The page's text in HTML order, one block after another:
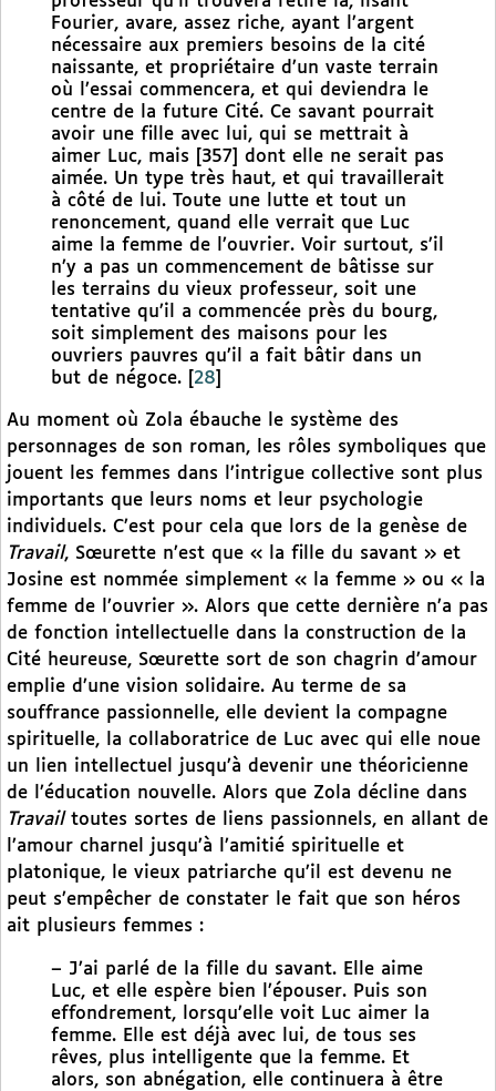
Fourier, avare, assez riche, ayant l’argent
nécessaire aux premiers besoins de la cité
naissante, et propriétaire d’un vaste terrain
où l’essai commencera, et qui deviendra le
centre de la future Cité. Ce savant pourrait
avoir une fille avec lui, qui se mettrait à
aimer Luc, mais [357] dont elle ne serait pas
aimée. Un type très haut, et qui travaillerait
à côté de lui. Toute une lutte et tout un
renoncement, quand elle verrait que Luc
aime la femme de l’ouvrier. Voir surtout, s’il
n’y a pas un commencement de bâtisse sur
les terrains du vieux professeur, soit une
tentative qu’il a commencée près du bourg,
soit simplement des maisons pour les
ouvriers pauvres qu’il a fait bâtir dans un
but de négoce.
28
Au moment où Zola ébauche le système des
personnages de son roman, les rôles symboliques que
jouent les femmes dans l’intrigue collective sont plus
importants que leurs noms et leur psychologie
individuels. C’est pour cela que lors de la genèse de
Travail, Sœurette n’est que « la fille du savant » et
Josine est nommée simplement « la femme » ou « la
femme de l’ouvrier ». Alors que cette dernière n’a pas
de fonction intellectuelle dans la construction de la
Cité heureuse, Sœurette sort de son chagrin d’amour
emplie d’une vision solidaire. Au terme de sa
souffrance passionnelle, elle devient la compagne
spirituelle, la collaboratrice de Luc avec qui elle noue
un lien intellectuel jusqu’à devenir une théoricienne
de l’éducation nouvelle. Alors que Zola décline dans
Travailtoutes sortes de liens passionnels, en allant de
l’amour charnel jusqu’à l’amitié spirituelle et
platonique, le vieux patriarche qu’il est devenu ne
peut s’empêcher de constater le fait que son héros
ait plusieurs femmes :
– J’ai parlé de la fille du savant. Elle aime
Luc, et elle espère bien l’épouser. Puis son
effondrement, lorsqu’elle voit Luc aimer la
femme. Elle est déjà avec lui, de tous ses
rêves, plus intelligente que la femme. Et
alors, son abnégation, elle continuera à être